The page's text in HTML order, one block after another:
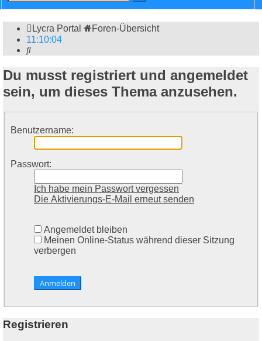
Lycra Portal
Foren-Übersicht
11:10:04
Suche
Du musst registriert und angemeldet
sein, um dieses Thema anzusehen.
Benutzername:
Passwort:
Ich habe mein Passwort vergessen
Die Aktivierungs-E-Mail erneut senden
Angemeldet bleiben
Meinen Online-Status während dieser Sitzung
verbergen
Registrieren